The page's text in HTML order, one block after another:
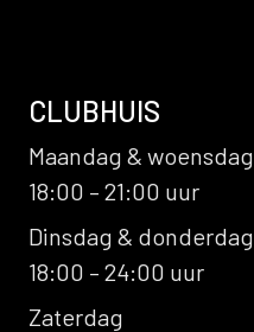
CLUBHUIS
Maandag & woensdag
18:00 – 21:00 uur
Dinsdag & donderdag
18:00 – 24:00 uur
Zaterdag